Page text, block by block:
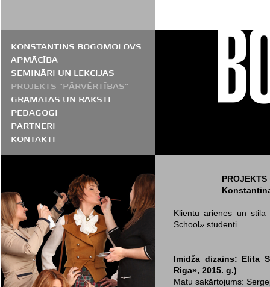
KONSTANTĪNS BOGOMOLOVS
APMĀCĪBA
SEMINĀRI UN LEKCIJAS
PROJEKTS "PĀRVĒRTĪBAS"
GRĀMATAS UN RAKSTI
PEDAGOGI
PARTNERI
KONTAKTI
Klientu ārienes un stila
School» studenti
Imidža dizains: Elita
Riga», 2015. g.)
Matu sakārtojums: